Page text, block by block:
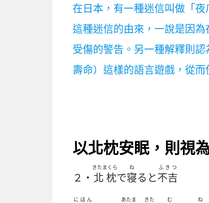
在日本，有一種迷信叫做「
這種迷信的由來，一說是因
受傷的警告。另一種解釋則
壽命）這樣的語言遊戲，從而
以北枕安眠，則視
２・ 北枕
きたまくら
で寝
ね
ると不吉
ふきつ
にほん あたま きた む ね